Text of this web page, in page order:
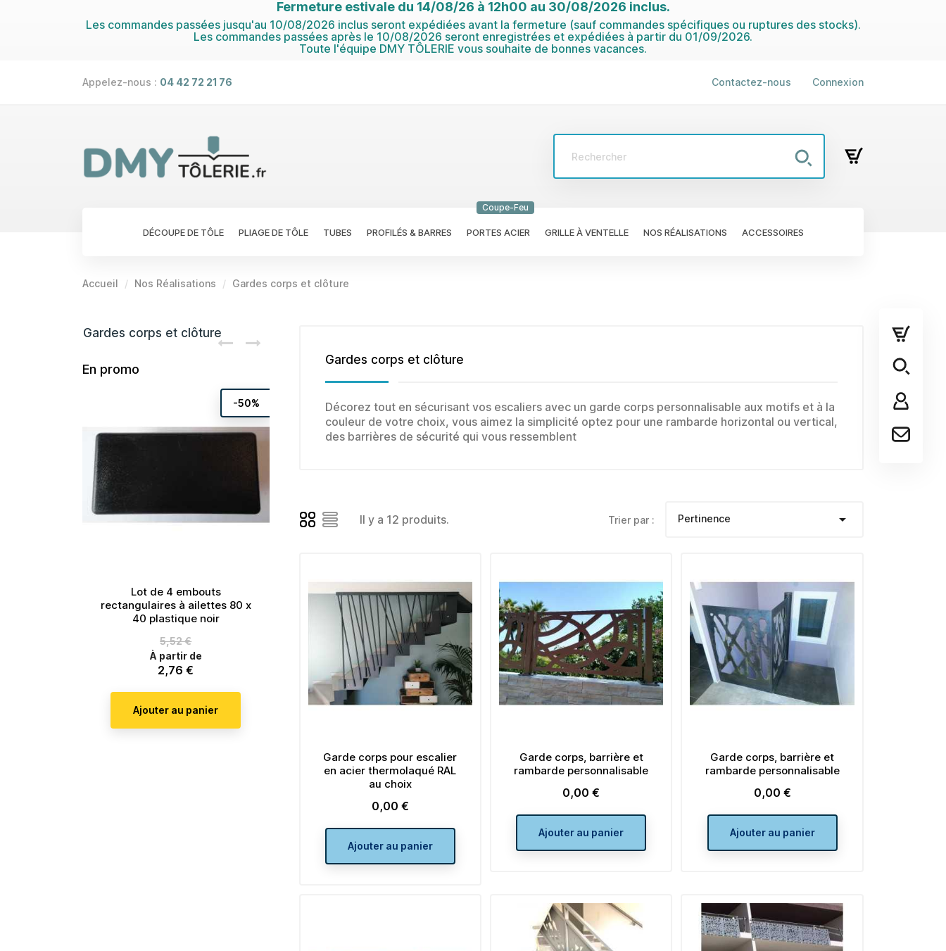
Fermeture estivale du 14/08/26 à 12h00 au 30/08/2026 inclus.
Les commandes passées jusqu'au 10/08/2026 inclus seront expédiées avant la fermeture (sauf commandes spécifiques ou ruptures des stocks).
Les commandes passées après le 10/08/2026 seront enregistrées et expédiées à partir du 01/09/2026.
Toute l'équipe DMY TÔLERIE vous souhaite de bonnes vacances.
Appelez-nous : 04 42 72 21 76 Contactez-nous Connexion
DÉCOUPE DE TÔLE PLIAGE DE TÔLE TUBES PROFILÉS & BARRES PORTES ACIER
Coupe-Feu
GRILLE À VENTELLE NOS RÉALISATIONS ACCESSOIRES
Accueil Nos Réalisations Gardes corps et clôture
Gardes corps et clôture
En promo
Lot de 4 embouts
rectangulaires à ailettes 80 x
40 plastique noir
Prix
de
base
5,52 €
-50%
À partir de
Prix
2,76 €
Ajouter au panier
Lot de 4 embouts carrés à
ailettes 50 x 50 plastique
noir
Prix
de
base
5,28 €
À partir de
Prix
2,64 €
rectangulaires à ailettes 50
x 30 plastique noir
Prix
de
base
4,08 €
À partir de
Prix
2,04 €
Tube carré acier galvanisé -
80 x 80 x 3 mm - 1900 mm
Prix
de
65,00 €
Prix
19,50 €
Ajouter au panier
Gardes corps et clôture
Décorez tout en sécurisant vos escaliers avec un garde corps personnalisable aux motifs et à la
couleur de votre choix, vous aimez la simplicité optez pour une rambarde horizontal ou vertical,
des barrières de sécurité qui vous ressemblent
Il y a 12 produits. Trier par : Pertinence 
Garde corps pour escalier
en acier thermolaqué RAL
au choix
Prix
0,00 €
Ajouter au panier
Garde corps, barrière et
rambarde personnalisable
Prix
0,00 €
Ajouter au panier
Garde corps, barrière et
rambarde personnalisable
Prix
0,00 €
Ajouter au panier